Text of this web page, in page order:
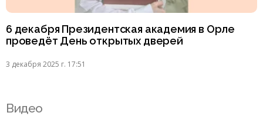
6 декабря Президентская академия в Орле
проведёт День открытых дверей
3 декабря 2025 г. 17:51
Видео